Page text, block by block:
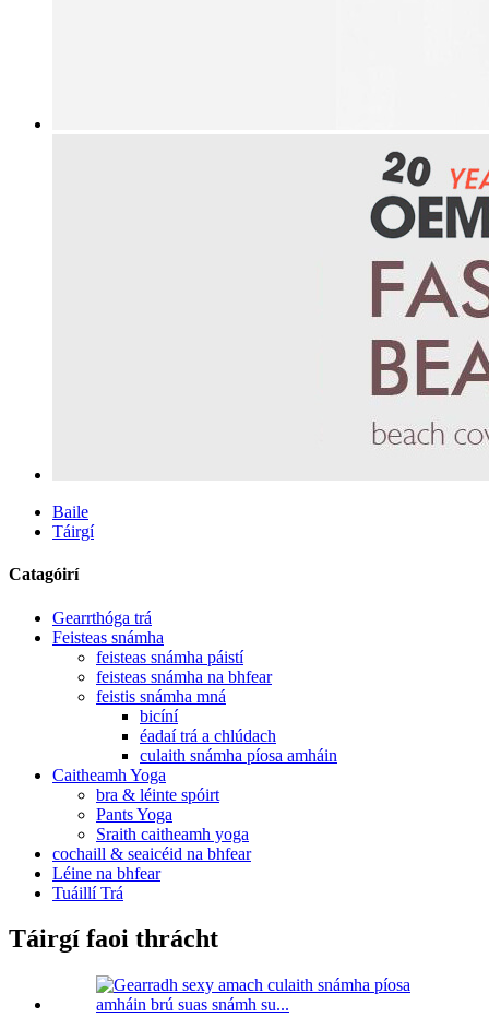
Baile
Táirgí
Catagóirí
Gearrthóga trá
Feisteas snámha
feisteas snámha páistí
feisteas snámha na bhfear
feistis snámha mná
bicíní
éadaí trá a chlúdach
culaith snámha píosa amháin
Caitheamh Yoga
bra & léinte spóirt
Pants Yoga
Sraith caitheamh yoga
cochaill & seaicéid na bhfear
Léine na bhfear
Tuáillí Trá
Táirgí faoi thrácht